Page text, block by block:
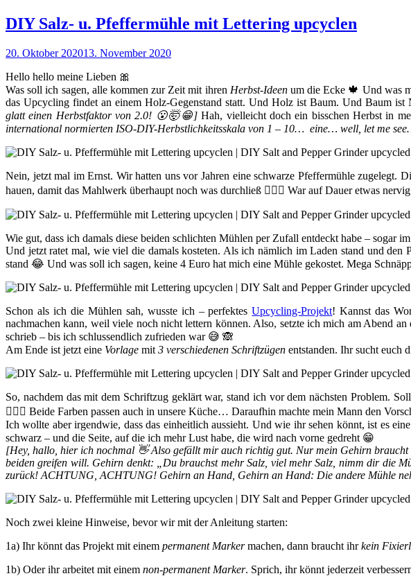
DIY Salz- u. Pfeffermühle mit Lettering upcyclen
20. Oktober 202013. November 2020
Hello hello meine Lieben 🎀
Was soll ich sagen, alle kommen zur Zeit mit ihren Herbst-Ideenum die Ecke 🍁 Und was
das Upcycling findet an einem Holz-Gegenstand statt. Und Holz ist Baum. Und Baum ist
glatt einen Herbstfaktor von 2.0! 😮🤯😁]Hah, vielleicht doch ein bisschen Herbst in
international normierten ISO-DIY-Herbstlichkeitsskala von 1 – 10… eine… well, let me
Nein, jetzt mal im Ernst. Wir hatten uns vor Jahren eine schwarze Pfeffermühle
hauen, damit das Mahlwerk überhaupt noch was durchließ 🤦🏻‍♀️ War auf Dauer etwas
Wie gut, dass ich damals diese beiden schlichten Mühlen per Zufall entdeckt habe – sogar
Und jetzt ratet mal, wie viel die damals kosteten. Als ich nämlich im Laden stand und
stand 😂 Und was soll ich sagen, keine 4 Euro hat mich eine Mühle gekostet. Mega
Schon als ich die Mühlen sah, wusste ich – perfektesUpcycling-Projekt! Kannst das
nachmachen kann, weil viele noch nicht lettern können. Also, setzte ich mich am Abend
schrieb – bis ich schlussendlich zufrieden war 😅 🙈
Am Ende ist jetzt eine Vorlage mit 3 verschiedenen Schriftzügen entstanden. Ihr sucht euch
So, nachdem das mit dem Schriftzug geklärt war, stand ich vor dem nächsten Problem.
🤷🏻‍♀️ Beide Farben passen auch in unsere Küche… Daraufhin machte mein Mann den
Ich wollte aber irgendwie, dass das einheitlich aussieht. Und wie ihr sehen könnt, ist es
schwarz – und die Seite, auf die ich mehr Lust habe, die wird nach vorne gedreht 😁
[Hey, hallo, hier ich nochmal 👋 Also gefällt mir auch richtig gut. Nur mein Gehirn braucht
beiden greifen will. Gehirn denkt: „Du brauchst mehr Salz, viel mehr Salz, nimm dir die
zurück! ACHTUNG, ACHTUNG! Gehirn an Hand, Gehirn an Hand: Die andere Mühle
Noch zwei kleine Hinweise, bevor wir mit der Anleitung starten:
1a) Ihr könnt das Projekt mit einem permanent Markermachen, dann braucht ihrkein
1b) Oder ihr arbeitet mit einem non-permanent Marker. Sprich, ihr könnt jederzeit